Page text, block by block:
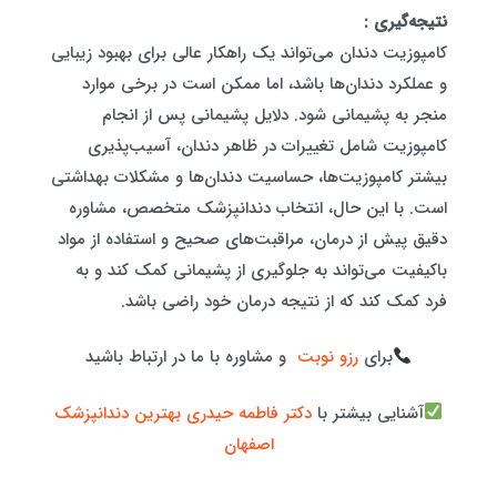
نتیجه‌گیری :
کامپوزیت دندان می‌تواند یک راهکار عالی برای بهبود زیبایی
و عملکرد دندان‌ها باشد، اما ممکن است در برخی موارد
منجر به پشیمانی شود. دلایل پشیمانی پس از انجام
کامپوزیت شامل تغییرات در ظاهر دندان، آسیب‌پذیری
بیشتر کامپوزیت‌ها، حساسیت دندان‌ها و مشکلات بهداشتی
است. با این حال، انتخاب دندانپزشک متخصص، مشاوره
دقیق پیش از درمان، مراقبت‌های صحیح و استفاده از مواد
باکیفیت می‌تواند به جلوگیری از پشیمانی کمک کند و به
فرد کمک کند که از نتیجه درمان خود راضی باشد.
برای رزو نوبت و مشاوره با ما در ارتباط باشید
آشنایی بیشتر بادکتر فاطمه حیدری بهترین دندانپزشک
اصفهان